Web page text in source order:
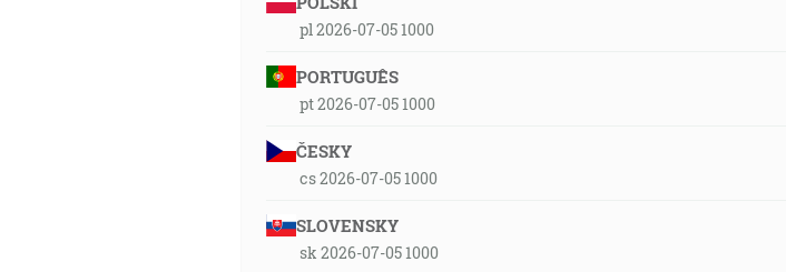
pl 2026-07-05 1000
PORTUGUÊS
pt 2026-07-05 1000
ČESKY
cs 2026-07-05 1000
SLOVENSKY
sk 2026-07-05 1000